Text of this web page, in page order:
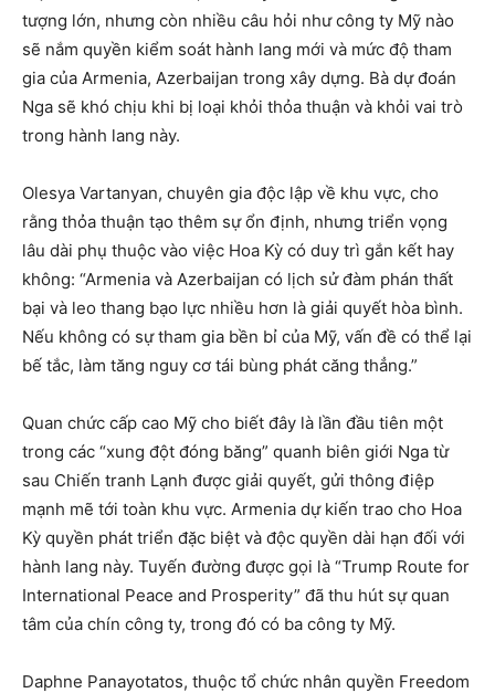
tượng lớn, nhưng còn nhiều câu hỏi như công ty Mỹ nào
sẽ nắm quyền kiểm soát hành lang mới và mức độ tham
gia của Armenia, Azerbaijan trong xây dựng. Bà dự đoán
Nga sẽ khó chịu khi bị loại khỏi thỏa thuận và khỏi vai trò
trong hành lang này.
Olesya Vartanyan, chuyên gia độc lập về khu vực, cho
rằng thỏa thuận tạo thêm sự ổn định, nhưng triển vọng
lâu dài phụ thuộc vào việc Hoa Kỳ có duy trì gắn kết hay
không: “Armenia và Azerbaijan có lịch sử đàm phán thất
bại và leo thang bạo lực nhiều hơn là giải quyết hòa bình.
Nếu không có sự tham gia bền bỉ của Mỹ, vấn đề có thể lại
bế tắc, làm tăng nguy cơ tái bùng phát căng thẳng.”
Quan chức cấp cao Mỹ cho biết đây là lần đầu tiên một
trong các “xung đột đóng băng” quanh biên giới Nga từ
sau Chiến tranh Lạnh được giải quyết, gửi thông điệp
mạnh mẽ tới toàn khu vực. Armenia dự kiến trao cho Hoa
Kỳ quyền phát triển đặc biệt và độc quyền dài hạn đối với
hành lang này. Tuyến đường được gọi là “Trump Route for
International Peace and Prosperity” đã thu hút sự quan
tâm của chín công ty, trong đó có ba công ty Mỹ.
Daphne Panayotatos, thuộc tổ chức nhân quyền Freedom